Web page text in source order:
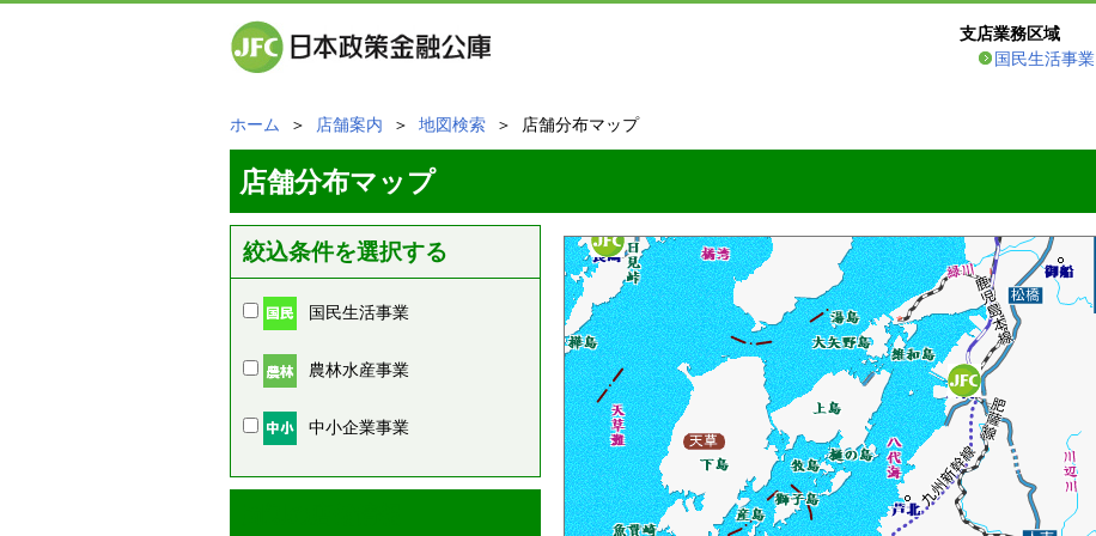
支店業務区域
国民生活事業
ホーム ＞ 店舗案内 ＞ 地図検索 ＞ 店舗分布マップ
店舗分布マップ
絞込条件を選択する
国民生活事業
農林水産事業
中小企業事業